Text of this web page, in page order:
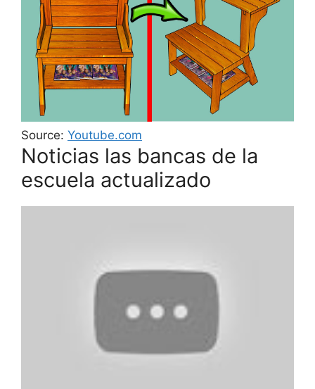
Source: Youtube.com
Noticias las bancas de la
escuela actualizado